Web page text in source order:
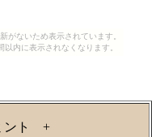
がないため表示されています。
以内に表示されなくなります。
ト +